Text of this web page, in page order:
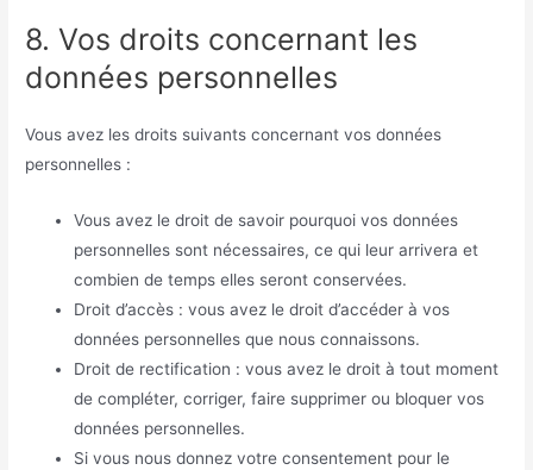
8. Vos droits concernant les
données personnelles
Vous avez les droits suivants concernant vos données
personnelles :
Vous avez le droit de savoir pourquoi vos données
personnelles sont nécessaires, ce qui leur arrivera et
combien de temps elles seront conservées.
Droit d’accès : vous avez le droit d’accéder à vos
données personnelles que nous connaissons.
Droit de rectification : vous avez le droit à tout moment
de compléter, corriger, faire supprimer ou bloquer vos
données personnelles.
Si vous nous donnez votre consentement pour le